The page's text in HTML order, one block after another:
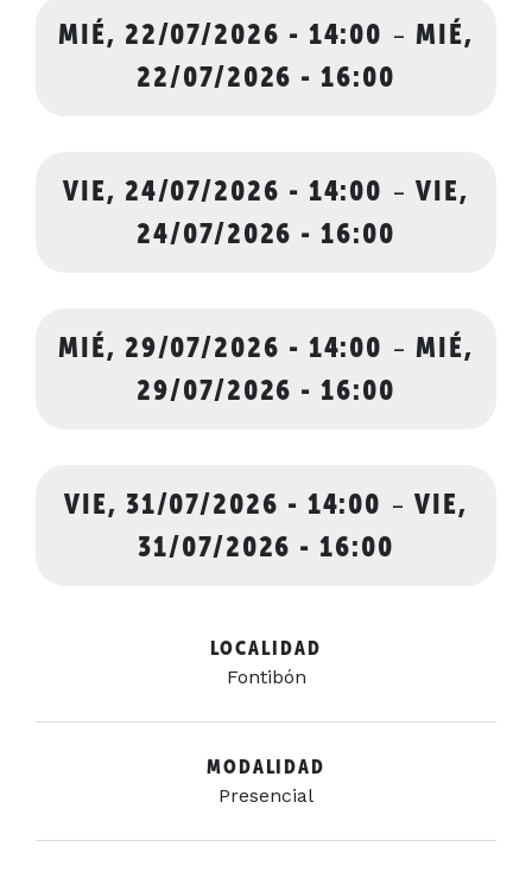
MIÉ, 22/07/2026 - 14:00 -MIÉ,
22/07/2026 - 16:00
VIE, 24/07/2026 - 14:00 -VIE,
24/07/2026 - 16:00
MIÉ, 29/07/2026 - 14:00 -MIÉ,
29/07/2026 - 16:00
VIE, 31/07/2026 - 14:00 -VIE,
31/07/2026 - 16:00
LOCALIDAD
Fontibón
MODALIDAD
Presencial